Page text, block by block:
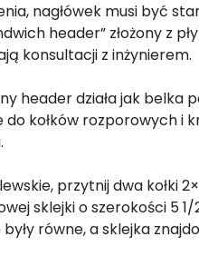
nagłówek musi być
header” złożony z
konsultacji z inżynierem.
header działa jak belka
do kołków rozporowych
przytnij dwa kołki
sklejki o szerokości 5
równe, a sklejka